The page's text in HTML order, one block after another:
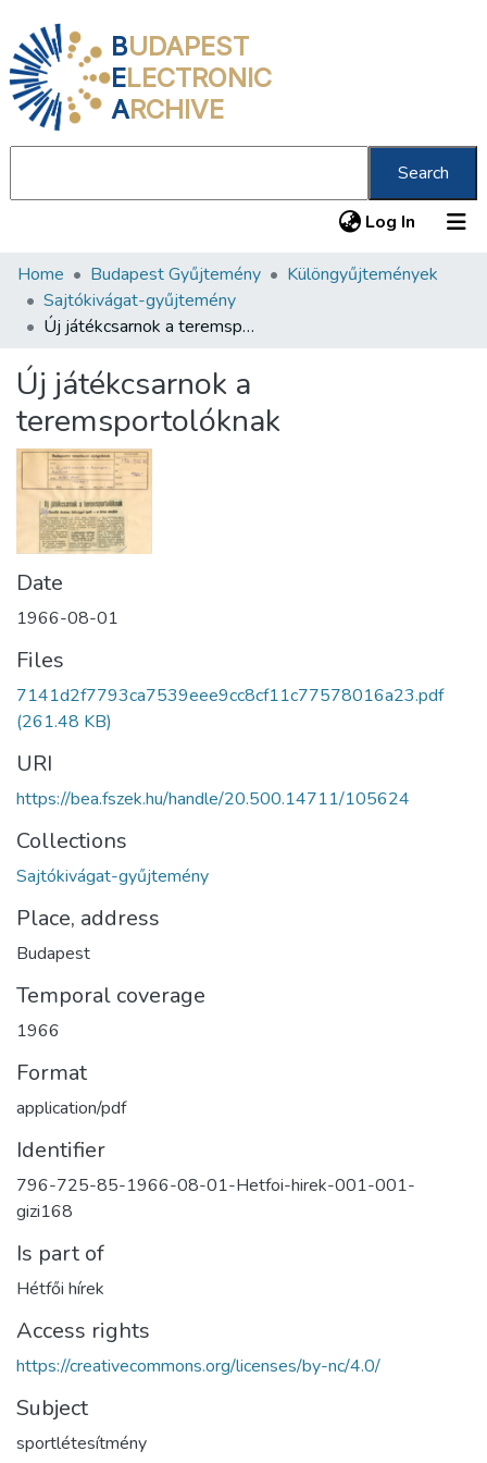
BUDAPEST
ELECTRONIC
ARCHIVE
Search
Log In (current)
Communities & Collections
All of DSpace
Statistics
About us
Home Budapest Gyűjtemény
Különgyűjtemények
Sajtókivágat-gyűjtemény
Új játékcsarnok a teremsportolóknak
Új játékcsarnok a
teremsportolóknak
Date
1966-08-01
Files
7141d2f7793ca7539eee9cc8cf11c77578016a23.pdf
(261.48 KB)
URI
https://bea.fszek.hu/handle/20.500.14711/105624
Collections
Sajtókivágat-gyűjtemény
Place, address
Budapest
Temporal coverage
1966
Format
application/pdf
Identifier
796-725-85-1966-08-01-Hetfoi-hirek-001-001-
gizi168
Is part of
Hétfői hírek
Access rights
https://creativecommons.org/licenses/by-nc/4.0/
Subject
sportlétesítmény